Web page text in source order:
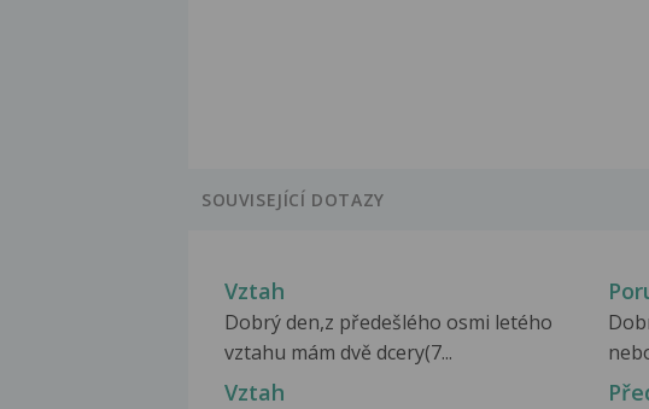
SOUVISEJÍCÍ DOTAZY
Vztah
Dobrý den,z předešlého osmi letého
vztahu mám dvě dcery(7...
Vztah